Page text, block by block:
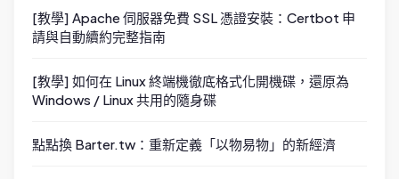
[教學] Apache 伺服器免費 SSL 憑證安裝：Certbot 申
請與自動續約完整指南
[教學] 如何在 Linux 終端機徹底格式化開機碟，還原為
Windows / Linux 共用的隨身碟
點點換 Barter.tw：重新定義「以物易物」的新經濟